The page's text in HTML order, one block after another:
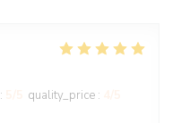
: quality_price :